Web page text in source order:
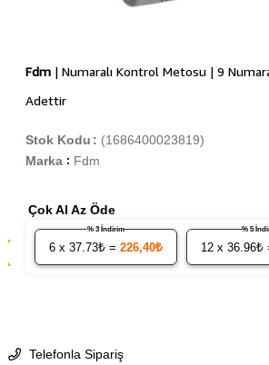
Fdm| Numaralı Kontrol Metosu | 9
Adettir
(1686400023819)
Stok Kodu
Marka : Fdm
Çok Al Az Öde
6x 37.73₺ = 226,40₺
% 3 İndirim
12x 36.96₺
% 5
Telefonla Sipariş